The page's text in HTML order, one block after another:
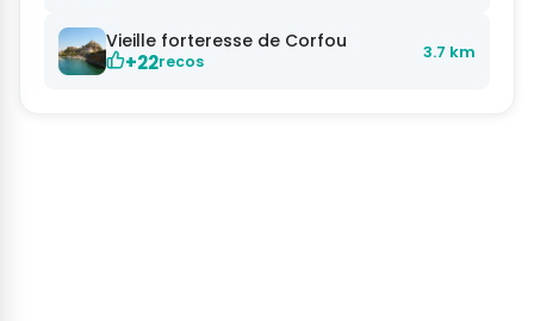
Vieille forteresse de Corfou
+22recos 3.7 km